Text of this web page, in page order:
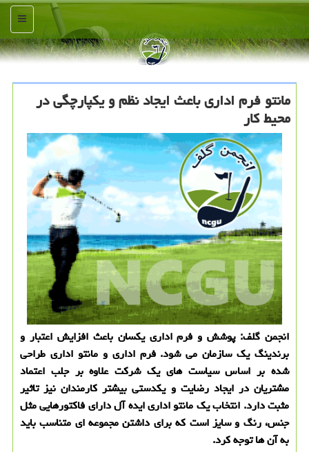
منو
مانتو فرم اداری باعث ایجاد نظم و یكپارچگی در
محیط كار
انجمن گلف: پوشش و فرم اداری یكسان باعث افزایش اعتبار و
برندینگ یك سازمان می شود. فرم اداری و مانتو اداری طراحی
شده بر اساس سیاست های یك شركت علاوه بر جلب اعتماد
مشتریان در ایجاد رضایت و یكدستی بیشتر كارمندان نیز تاثیر
مثبت دارد. انتخاب یك مانتو اداری ایده آل دارای فاكتورهایی مثل
جنس، رنگ و سایز است كه برای داشتن مجموعه ای متناسب باید
به آن ها توجه كرد.